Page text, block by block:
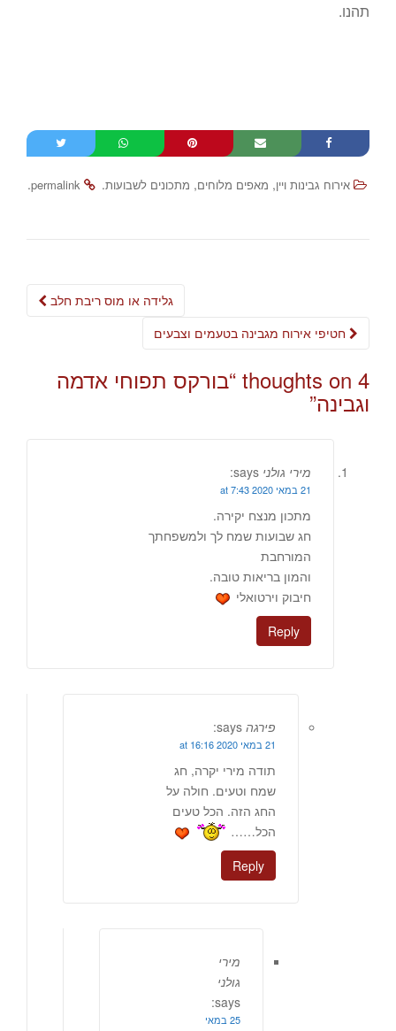
תהנו.
אירוח גבינות ויין, מאפים מלוחים, מתכונים לשבועות.
permalink
.
Post
גלידה או מוס ריבת חלב
4 thoughts on “ בורקס תפוחי אדמה
וגבינה”
מירי גולני says:
21 במאי 2020 at 7:43
מתכון מנצח יקירה.
חג שבועות שמח לך ולמשפחתך
המורחבת
והמון בריאות טובה.
חיבוק וירטואלי
Reply
פירגה says:
21 במאי 2020 at 16:16
תודה מירי יקרה, חג
שמח וטעים. חולה על
החג הזה. הכל טעים
הכל……
Reply
מירי
גולני
says:
25 במאי